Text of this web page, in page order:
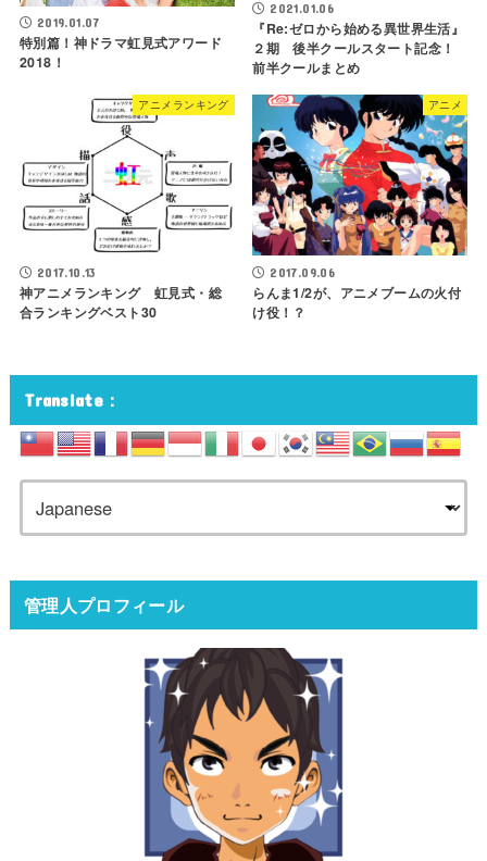
2019.01.07
特別篇！神ドラマ虹見式アワード
2018！
2021.01.06
『Re:ゼロから始める異世界生活』
２期 後半クールスタート記念！
前半クールまとめ
アニメランキング
2017.10.13
神アニメランキング 虹見式・総
合ランキングベスト30
アニメ
2017.09.06
らんま1/2が、アニメブームの火付
け役！？
Translate：
管理人プロフィール